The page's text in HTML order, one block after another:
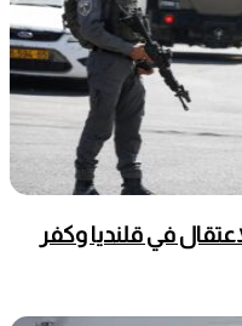
في قلنديا وكفر